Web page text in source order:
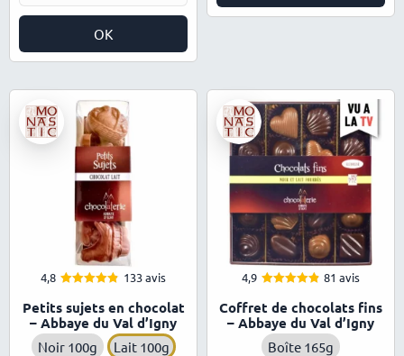
OK
4,8
sur 5
133 avis
Petits sujets en chocolat
– Abbaye du Val d’Igny
Noir 100g
Lait 100g
4,9
sur 5
81 avis
Coffret de chocolats fins
– Abbaye du Val d’Igny
Boîte 165g